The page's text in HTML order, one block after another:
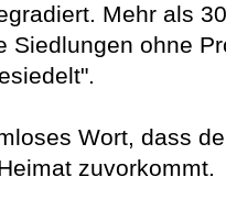
Mehr als
Siedlungen ohne
Wort, dass
zuvorkommt.